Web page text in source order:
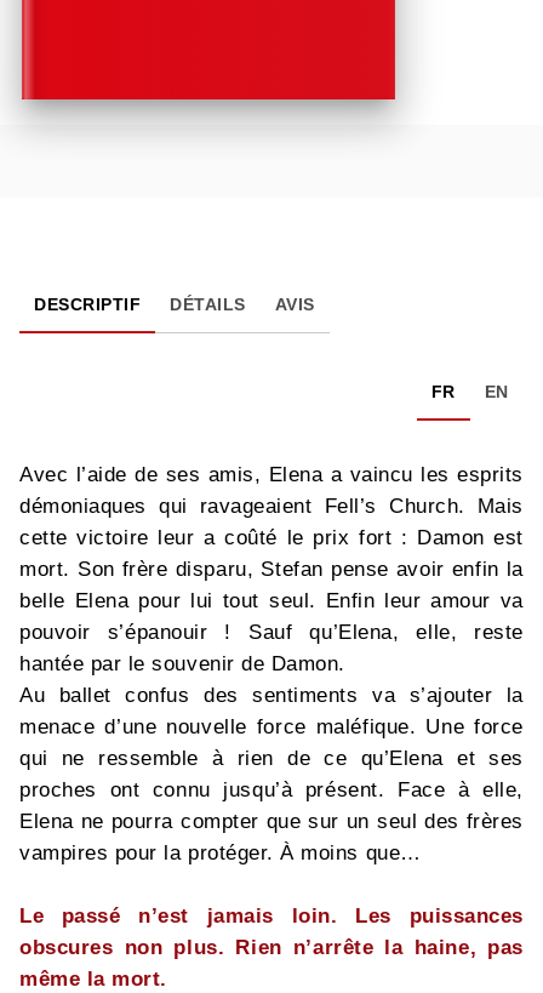
DESCRIPTIF DÉTAILS AVIS
FR EN
Avec l’aide de ses amis, Elena a vaincu les esprits
démoniaques qui ravageaient Fell’s Church. Mais
cette victoire leur a coûté le prix fort : Damon est
mort. Son frère disparu, Stefan pense avoir enfin la
belle Elena pour lui tout seul. Enfin leur amour va
pouvoir s’épanouir ! Sauf qu’Elena, elle, reste
hantée par le souvenir de Damon.
Au ballet confus des sentiments va s’ajouter la
menace d’une nouvelle force maléfique. Une force
qui ne ressemble à rien de ce qu’Elena et ses
proches ont connu jusqu’à présent. Face à elle,
Elena ne pourra compter que sur un seul des frères
vampires pour la protéger. À moins que…
Le passé n’est jamais loin. Les puissances
obscures non plus. Rien n’arrête la haine, pas
même la mort.